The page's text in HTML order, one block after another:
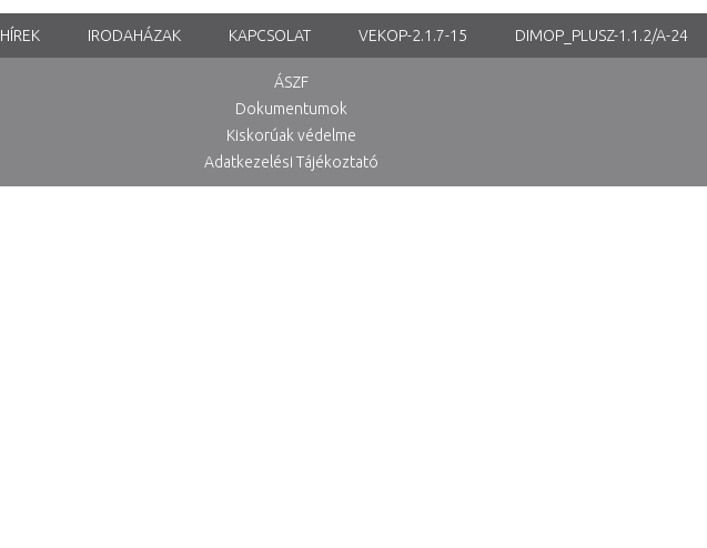
HÍREK IRODAHÁZAK KAPCSOLAT VEKOP-2.1.7-15 DIMOP_PLUSZ-1.1.2/A-24
ÁSZF
Dokumentumok
Kiskorúak védelme
Adatkezelési Tájékoztató